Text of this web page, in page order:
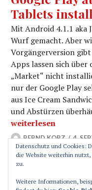
Tablets
Mit Android 4.1.1 aka
Wurf gemacht. Aber
Vorgängerversion
Apps lassen sich
„Market“ nicht
nur der Google Play
aus Ice Cream
und Abstürzen
Google Play auf
weiterlesen
BERND KORZ 4.
Datenschutz und Cookies:
die Website weiterhin
zu.
Weitere Informationen,